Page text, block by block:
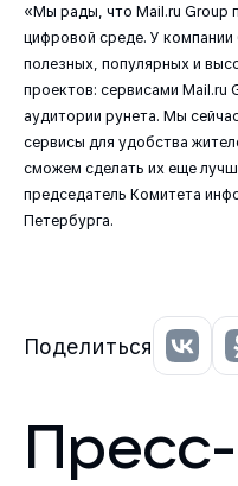
«Мы рады, что Mail.ru Group
цифровой среде. У
полезных, популярных и
проектов: сервисами Mail.ru
аудитории рунета. Мы
сервисы для удобства
сможем сделать их еще
председатель Комитета
Петербурга.
Поделиться